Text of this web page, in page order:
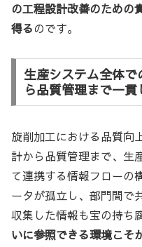
の工程設計改善のための
得るのです。
生産システム全体
ら品質管理まで一
旋削加工における品質向
計から品質管理まで、生
て連携する情報フローの
ータが孤立し、部門間で
収集した情報も宝の持ち
いに参照できる環境こそ